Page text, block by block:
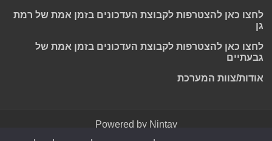
לחצו כאן להצטרפות לקבוצת העדכונים בזמן אמת של רמת
גן
לחצו כאן להצטרפות לקבוצת העדכונים בזמן אמת של
גבעתיים
אודות/צוות המערכת
Powered by Nintay